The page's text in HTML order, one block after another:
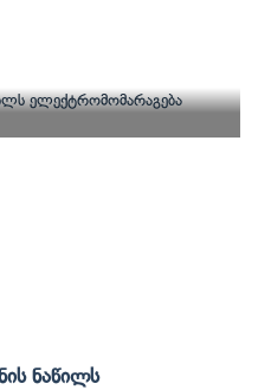
Ნაწილს